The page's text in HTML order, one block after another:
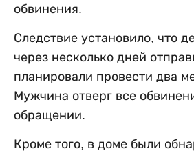
обвинения.
Следствие установило, что
через несколько дней
планировали провести два
Мужчина отверг все
обращении.
Кроме того, в доме были